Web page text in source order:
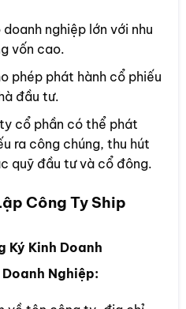
doanh nghiệp lớn với nhu
vốn cao.
phép phát hành cổ phiếu
đầu tư.
cổ phần có thể phát
ra công chúng, thu hút
quỹ đầu tư và cổ đông.
Công Ty Ship
Ký Kinh Doanh
Nghiệp: